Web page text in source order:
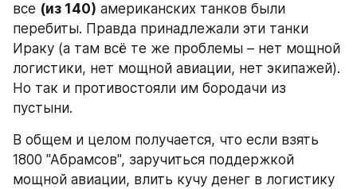
все (из 140) американских танков были
перебиты. Правда принадлежали эти танки
Ираку (а там всё те же проблемы – нет мощной
логистики, нет мощной авиации, нет экипажей).
Но так и противостояли им бородачи из
пустыни.
В общем и целом получается, что если взять
1800 "Абрамсов", заручиться поддержкой
мощной авиации, влить кучу денег в логистику